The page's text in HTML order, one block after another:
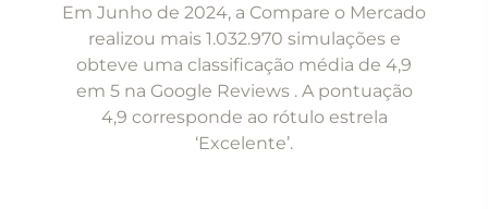
Em Junho de 2024, a Compare o Mercado
realizou mais 1.032.970 simulações e
obteve uma classificação média de 4,9
em 5 na Google Reviews . A pontuação
4,9 corresponde ao rótulo estrela
‘Excelente’.